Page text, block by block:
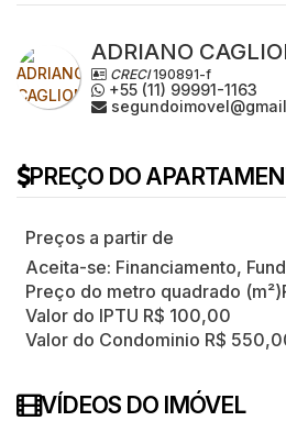
ADRIANO
CRECI190891-f
+55 (11) 99991-1163
PREÇO DO
Aceita-se: Financiamento,
Preço do metro quadrado (m²)
Valor do IPTU R$ 100,00
Valor do Condominio R$
VÍDEOS DO IMÓVEL